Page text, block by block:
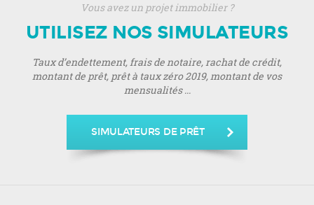
Vous avez un projet immobilier ?
UTILISEZ NOS SIMULATEURS
Taux d’endettement, frais de notaire, rachat de crédit,
montant de prêt, prêt à taux zéro 2019, montant de vos
mensualités ...
SIMULATEURS DE PRÊT